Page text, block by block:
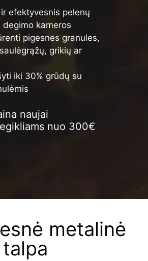
efektyvesnis pelenų
degimo kameros
pigesnes granules,
grikių ar
iki 30% grūdų su
naujai
nuo 300€
metalinė